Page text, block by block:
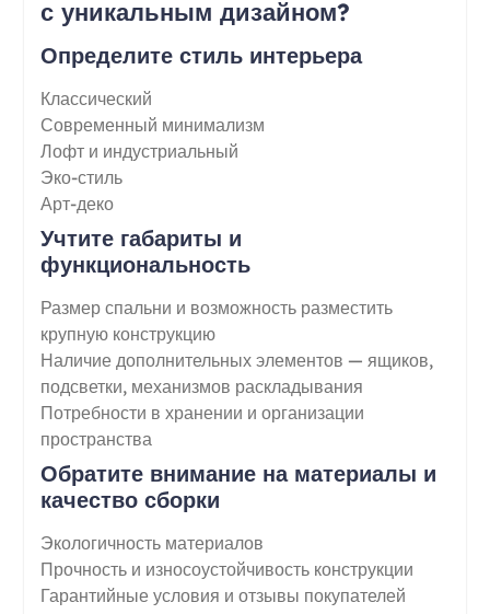
с уникальным дизайном?
Определите стиль интерьера
Классический
Современный минимализм
Лофт и индустриальный
Эко-стиль
Арт-деко
Учтите габариты и
функциональность
Размер спальни и возможность разместить
крупную конструкцию
Наличие дополнительных элементов — ящиков,
подсветки, механизмов раскладывания
Потребности в хранении и организации
пространства
Обратите внимание на материалы и
качество сборки
Экологичность материалов
Прочность и износоустойчивость конструкции
Гарантийные условия и отзывы покупателей